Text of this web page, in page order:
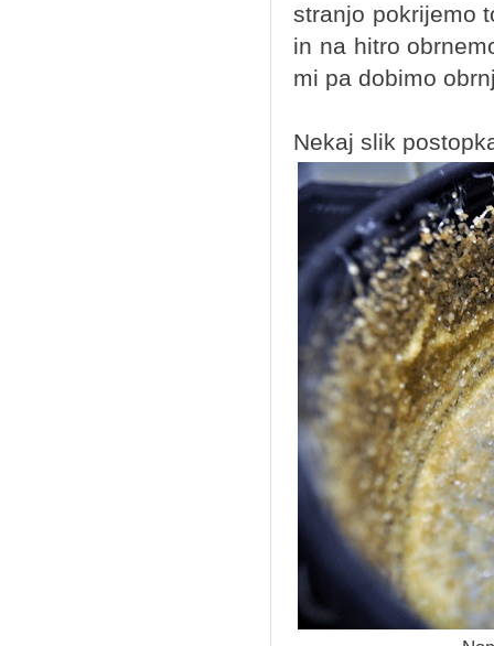
stranjo pokrijemo
in na hitro
mi pa dobimo
Nekaj slik